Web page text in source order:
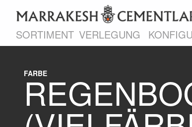
SORTIMENT VERLEGUNG
FARBE